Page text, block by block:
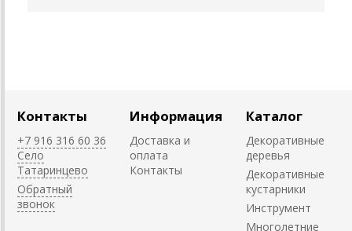
Контакты
+7 916 316 60 36
Село
Татаринцево
Обратный
звонок
Информация
Доставка и
оплата
Контакты
Каталог
Декоративные
деревья
Декоративные
кустарники
Инструмент
Многолетние